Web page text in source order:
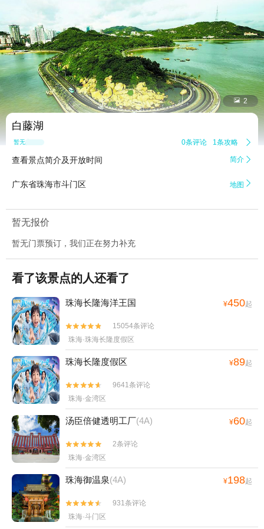
 2
白藤湖
暂无点评 0条评论 1条攻略 
查看景点简介及开放时间 简介 
广东省珠海市斗门区 地图 
暂无报价
暂无门票预订，我们正在努力补充
看了该景点的人还看了
珠海长隆海洋王国 ¥450起


15054条评论
珠海·珠海长隆度假区
珠海长隆度假区 ¥89起


9641条评论
珠海·金湾区
汤臣倍健透明工厂(4A) ¥60起


2条评论
珠海·金湾区
珠海御温泉(4A) ¥198起


931条评论
珠海·斗门区